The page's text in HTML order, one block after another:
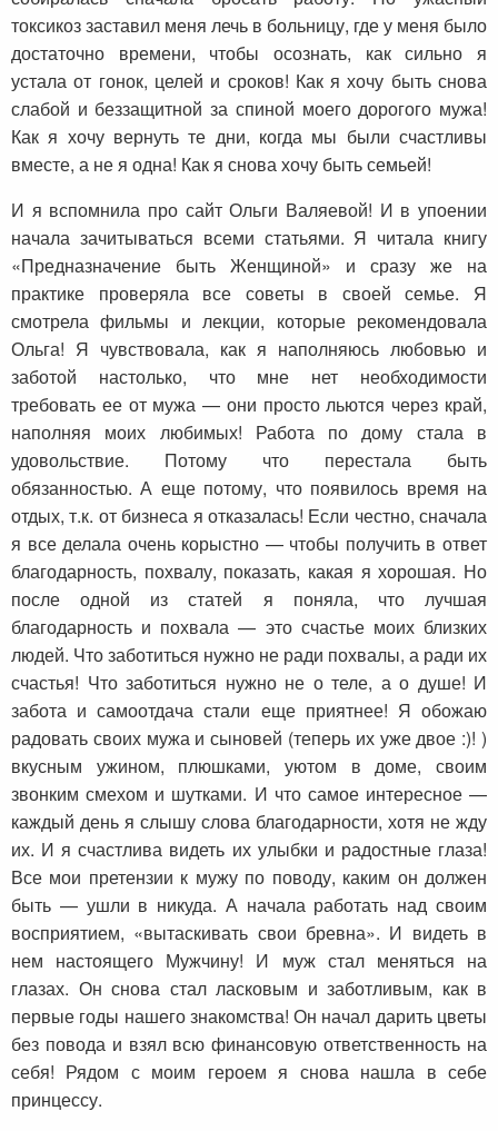
токсикоз заставил меня лечь в больницу, где у меня было
достаточно времени, чтобы осознать, как сильно я
устала от гонок, целей и сроков! Как я хочу быть снова
слабой и беззащитной за спиной моего дорогого мужа!
Как я хочу вернуть те дни, когда мы были счастливы
вместе, а не я одна! Как я снова хочу быть семьей!
И я вспомнила про сайт Ольги Валяевой! И в упоении
начала зачитываться всеми статьями. Я читала книгу
«Предназначение быть Женщиной» и сразу же на
практике проверяла все советы в своей семье. Я
смотрела фильмы и лекции, которые рекомендовала
Ольга! Я чувствовала, как я наполняюсь любовью и
заботой настолько, что мне нет необходимости
требовать ее от мужа — они просто льются через край,
наполняя моих любимых! Работа по дому стала в
удовольствие. Потому что перестала быть
обязанностью. А еще потому, что появилось время на
отдых, т.к. от бизнеса я отказалась! Если честно, сначала
я все делала очень корыстно — чтобы получить в ответ
благодарность, похвалу, показать, какая я хорошая. Но
после одной из статей я поняла, что лучшая
благодарность и похвала — это счастье моих близких
людей. Что заботиться нужно не ради похвалы, а ради их
счастья! Что заботиться нужно не о теле, а о душе! И
забота и самоотдача стали еще приятнее! Я обожаю
радовать своих мужа и сыновей (теперь их уже двое :)! )
вкусным ужином, плюшками, уютом в доме, своим
звонким смехом и шутками. И что самое интересное —
каждый день я слышу слова благодарности, хотя не жду
их. И я счастлива видеть их улыбки и радостные глаза!
Все мои претензии к мужу по поводу, каким он должен
быть — ушли в никуда. А начала работать над своим
восприятием, «вытаскивать свои бревна». И видеть в
нем настоящего Мужчину! И муж стал меняться на
глазах. Он снова стал ласковым и заботливым, как в
первые годы нашего знакомства! Он начал дарить цветы
без повода и взял всю финансовую ответственность на
себя! Рядом с моим героем я снова нашла в себе
принцессу.